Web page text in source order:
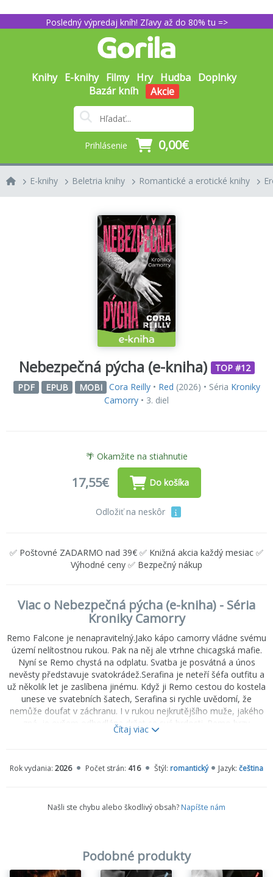
Posledný výpredaj kníh! Zľavy až do 80% tu =>
Knihy E-knihy Filmy Hry Hudba Doplnky
Bazár kníh
Akcie
Prihlásenie 0,00€
E-knihy Beletria knihy Romantické a erotické knihy
Nebezpečná pýcha (e-kniha)
TOP #12
PDF
EPUB MOBI Cora Reilly• Red (2026) • Séria Kroniky
Camorry • 3. diel
🌴 Okamžite na stiahnutie
17,55€ Do košíka
Odložiť na neskôr
✅ Poštovné ZADARMO nad 39€ ✅ Knižná akcia každý mesiac ✅
Výhodné ceny ✅ Bezpečný nákup
Viac o Nebezpečná pýcha (e-kniha) - Séria
Kroniky Camorry
Remo Falcone je nenapravitelný.Jako kápo camorry vládne svému
území nelítostnou rukou. Pak na něj ale vtrhne chicagská mafie.
Nyní se Remo chystá na odplatu. Svatba je posvátná a únos
nevěsty představuje svatokrádež.Serafina je neteří šéfa outfitu a
už několik let je zaslíbena jinému. Když ji Remo cestou do kostela
unese ve svatebních šatech, Serafina si rychle uvědomí, že
nemůže doufat v záchranu. I v rukou nejkrutějšího muže, jakého
zná, je ovšem odhodlána držet se své hrdosti. Remo brzy
pochopí, že žena, která mu byla vydána na milost, nemusí být tak
odhodlaná srazit monstrum na kolena. Dvě rodiny, které už nikdy
Čítaj viac
Rok vydania: 2026 Počet strán: 416 Štýl: romantický Jazyk: čeština
Našli ste chybu alebo škodlivý obsah? Napíšte nám
Podobné produkty